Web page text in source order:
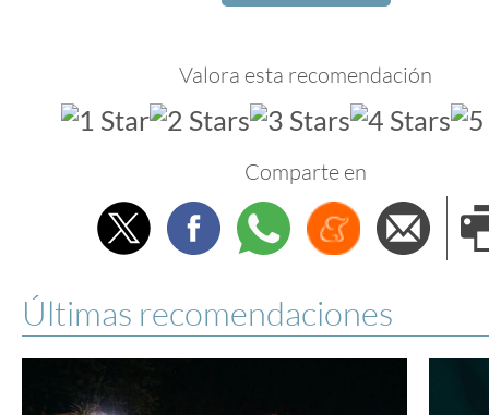
Valora esta recomendación
Comparte en
TwitterFacebookWhatsappMenéame
Últimas recomendaciones